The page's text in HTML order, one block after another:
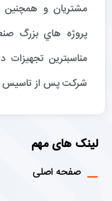
مشتريان و همچنين
پروژه هاي بزرگ
مناسبترين تجهيزات
شركت پس از تاسيس
لینک های مهم
صفحه اصلی